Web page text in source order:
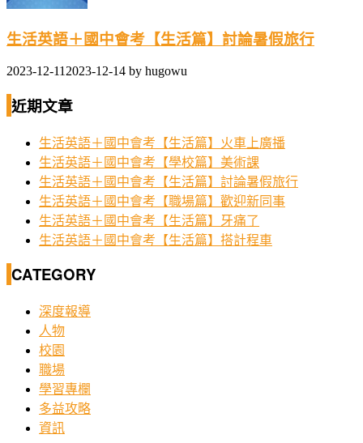
生活英語＋國中會考【生活篇】討論暑假旅行
2023-12-11 2023-12-14 by hugowu
近期文章
生活英語＋國中會考【生活篇】火車上廣播
生活英語＋國中會考【學校篇】美術課
生活英語＋國中會考【生活篇】討論暑假旅行
生活英語＋國中會考【職場篇】歡迎新同事
生活英語＋國中會考【生活篇】牙痛了
生活英語＋國中會考【生活篇】搭計程車
CATEGORY
深度報導
人物
校園
職場
學習專欄
多益攻略
資訊